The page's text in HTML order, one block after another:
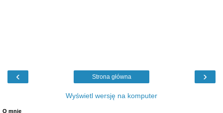
‹ ›
Strona główna
Wyświetl wersję na komputer
O mnie